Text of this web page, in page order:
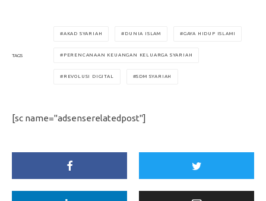
TAGS
AKAD SYARIAH DUNIA ISLAM GAYA HIDUP ISLAMI
PERENCANAAN KEUANGAN KELUARGA SYARIAH
REVOLUSI DIGITAL SDM SYARIAH
[sc name="adsenserelatedpost"]